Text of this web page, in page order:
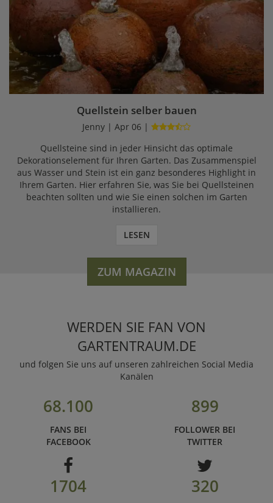
Quellstein selber bauen
Jenny | Apr 06 |
Quellsteine sind in jeder Hinsicht das optimale
Dekorationselement für Ihren Garten. Das Zusammenspiel
aus Wasser und Stein ist ein ganz besonderes Highlight in
Ihrem Garten. Hier erfahren Sie, was Sie bei Quellsteinen
beachten sollten und wie Sie einen solchen im Garten
installieren.
LESEN
ZUM MAGAZIN
WERDEN SIE FAN VON
GARTENTRAUM.DE
und folgen Sie uns auf unseren zahlreichen Social Media
Kanälen
68.100
FANS BEI
FACEBOOK
899
FOLLOWER BEI
TWITTER
1704 320